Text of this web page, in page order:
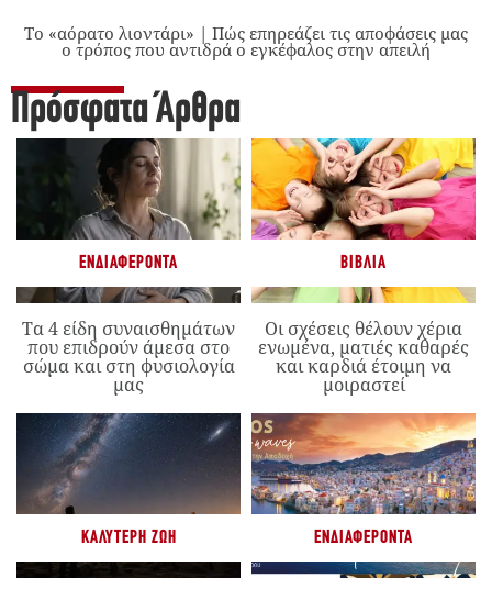
Το «αόρατο λιοντάρι» | Πώς επηρεάζει τις αποφάσεις μας
ο τρόπος που αντιδρά ο εγκέφαλος στην απειλή
Πρόσφατα Άρθρα
ΕΝΔΙΑΦΈΡΟΝΤΑ
Τα 4 είδη συναισθημάτων
που επιδρούν άμεσα στο
σώμα και στη φυσιολογία
μας
ΒΙΒΛΊΑ
Οι σχέσεις θέλουν χέρια
ενωμένα, ματιές καθαρές
και καρδιά έτοιμη να
μοιραστεί
ΚΑΛΎΤΕΡΗ ΖΩΉ ΕΝΔΙΑΦΈΡΟΝΤΑ